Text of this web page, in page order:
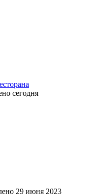
сегодня
29 июня 2023